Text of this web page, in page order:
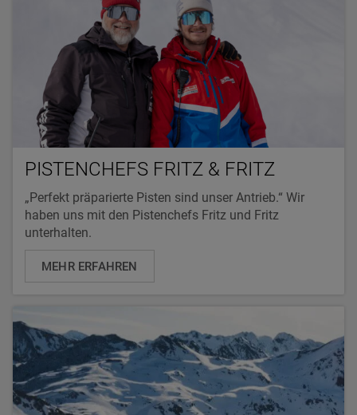
PISTENCHEFS FRITZ & FRITZ
„Perfekt präparierte Pisten sind unser Antrieb.“ Wir
haben uns mit den Pistenchefs Fritz und Fritz
unterhalten.
MEHR ERFAHREN